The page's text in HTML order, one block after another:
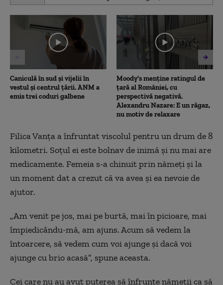
1
minute,
Caniculă în sud și vijelii în
vestul și centrul țării. ANM a
emis trei coduri galbene
Moody's menține ratingul de
țară al României, cu
perspectivă negativă.
Alexandru Nazare: E un răgaz,
nu motiv de relaxare
Filica Vanța a înfruntat viscolul pentru un drum de 8
kilometri. Soţul ei este bolnav de inimă şi nu mai are
medicamente. Femeia s-a chinuit prin nămeţi şi la
un moment dat a crezut că va avea şi ea nevoie de
ajutor.
„Am venit pe jos, mai pe burtă, mai în picioare, mai
împiedicându-mă, am ajuns. Acum să vedem la
întoarcere, să vedem cum voi ajunge şi dacă voi
ajunge cu brio acasă”, spune aceasta.
Cei care nu au avut puterea să înfrunte nămeţii ca să